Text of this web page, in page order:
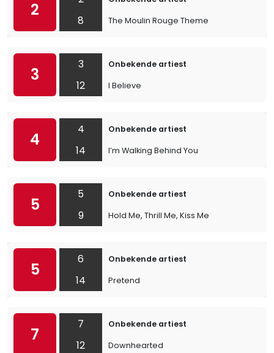
2
8
The Moulin Rouge Theme
3
3
12
Onbekende artiest
I Believe
4
4
14
Onbekende artiest
I’m Walking Behind You
5
5
9
Onbekende artiest
Hold Me, Thrill Me, Kiss Me
5
6
14
Onbekende artiest
Pretend
7
7
12
Onbekende artiest
Downhearted